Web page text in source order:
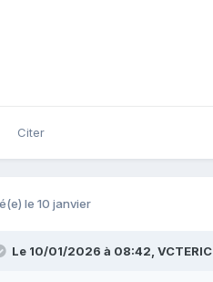
Citer
le 10 janvier
Le 10/01/2026 à 08:42, VCTERIC